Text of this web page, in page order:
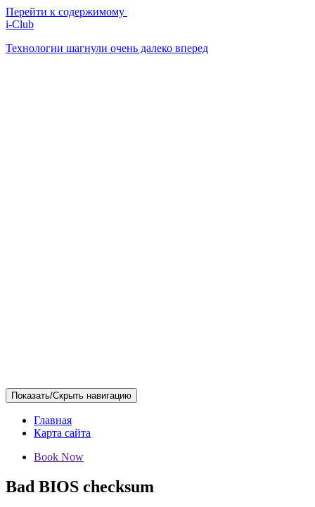
Перейти к содержимому
i-Club
Технологии шагнули очень далеко вперед
Показать/Скрыть навигацию
Главная
Карта сайта
Book Now
Bad BIOS checksum